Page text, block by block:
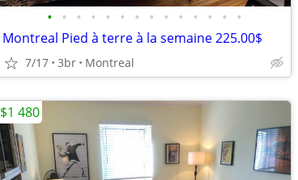
• • • • • • • • • • • • • •
Montreal Pied à terre à la semaine 225.00$
7/17 3br Montreal
$1 480